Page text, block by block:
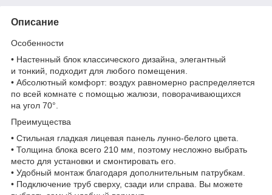
Описание
Особенности
• Настенный блок классического дизайна, элегантный
и тонкий, подходит для любого помещения.
• Абсолютный комфорт: воздух равномерно распределяется
по всей комнате с помощью жалюзи, поворачивающихся
на угол 70°.
Преимущества
• Стильная гладкая лицевая панель лунно-белого цвета.
• Толщина блока всего 210 мм, поэтому несложно выбрать
место для установки и смонтировать его.
• Удобный монтаж благодаря дополнительным патрубкам.
• Подключение труб сверху, сзади или справа. Вы можете